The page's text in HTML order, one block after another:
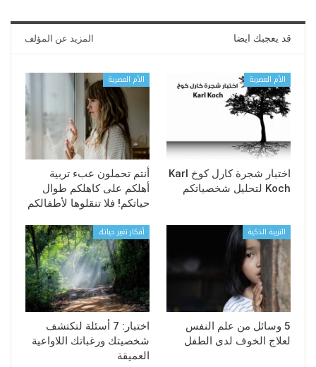
قد يعجبك ايضا المزيد عن المؤلف
الأم العصرية
اختبار شجرة كارل كوخ Karl
Koch لتحليل شخصياتكم
الأم العصرية
أنتم تحملون عبء تربية
أهلكم على كاهلكم طوال
حياتكم! فلا تنقلوها لأطفالكم
التربية الذكية
5 وسائل من علم النفس
لعلاج الخوف لدى الطفل
أفكار تغير حياتك
اختبار: 7 أسئلة لتكتشف
شخصيتك ورغباتك اللاواعية
العميقة